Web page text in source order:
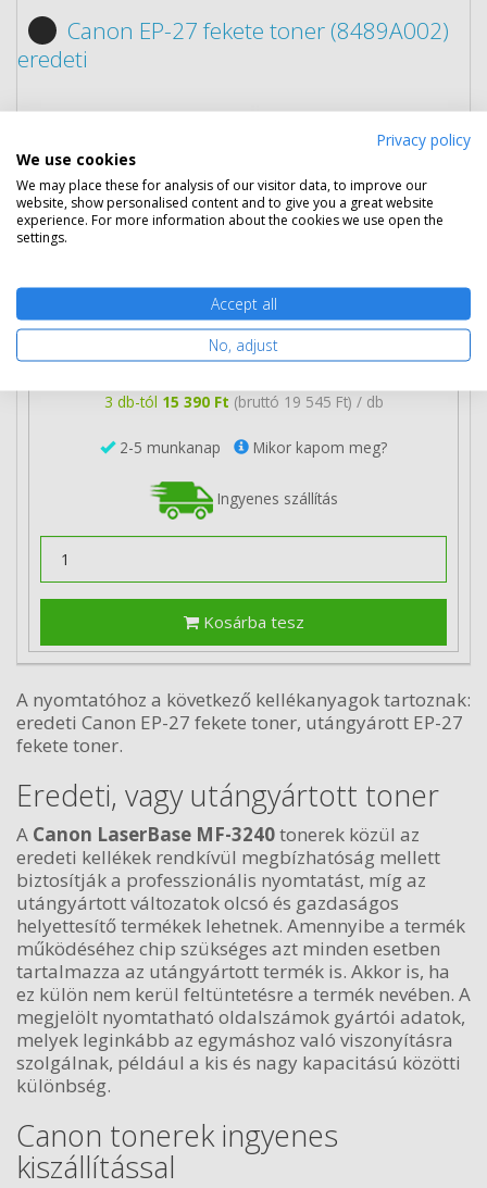
Canon EP-27 fekete toner (8489A002)
eredeti
17 390 Ft (bruttó 22 085 Ft)
Több darabos ár
3 db-tól 15 390 Ft (bruttó 19 545 Ft) / db
2-5 munkanap Mikor kapom meg?
Ingyenes szállítás
Kosárba tesz
A nyomtatóhoz a következő kellékanyagok tartoznak:
eredeti Canon EP-27 fekete toner, utángyárott EP-27
fekete toner.
Eredeti, vagy utángyártott toner
A Canon LaserBase MF-3240tonerek közül az
eredeti kellékek rendkívül megbízhatóság mellett
biztosítják a professzionális nyomtatást, míg az
utángyártott változatok olcsó és gazdaságos
helyettesítő termékek lehetnek. Amennyibe a termék
működéséhez chip szükséges azt minden esetben
tartalmazza az utángyártott termék is. Akkor is, ha
ez külön nem kerül feltüntetésre a termék nevében. A
megjelölt nyomtatható oldalszámok gyártói adatok,
melyek leginkább az egymáshoz való viszonyításra
szolgálnak, például a kis és nagy kapacitású közötti
különbség.
Canon tonerek ingyenes
kiszállítással
Privacy policy
We use cookies
We may place these for analysis of our visitor data, to improve our
website, show personalised content and to give you a great website
experience. For more information about the cookies we use open the
settings.
Accept all
No, adjust